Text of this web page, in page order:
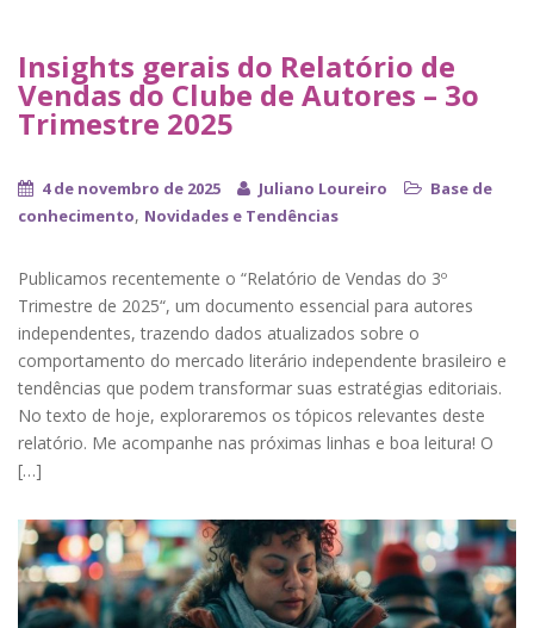
Insights gerais do Relatório de
Vendas do Clube de Autores – 3o
Trimestre 2025
4 de novembro de 2025 Juliano Loureiro
Base de
conhecimento, Novidades e Tendências
Publicamos recentemente o “Relatório de Vendas do 3º
Trimestre de 2025“, um documento essencial para autores
independentes, trazendo dados atualizados sobre o
comportamento do mercado literário independente brasileiro e
tendências que podem transformar suas estratégias editoriais.​
No texto de hoje, exploraremos os tópicos relevantes deste
relatório. Me acompanhe nas próximas linhas e boa leitura! O
[…]